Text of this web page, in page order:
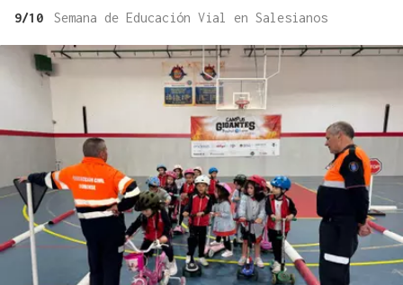
9/10 Semana de Educación Vial en Salesianos